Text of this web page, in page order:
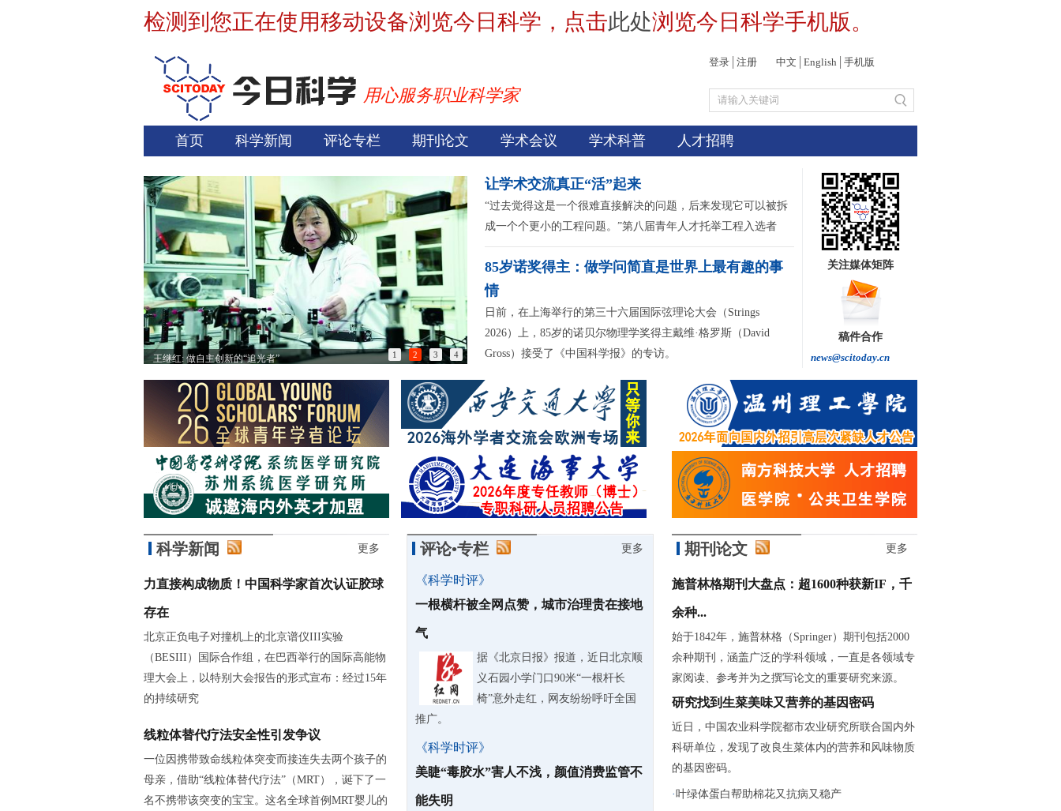
检测到您正在使用移动设备浏览今日科学，点击此处浏览今日科学手机版。
用心服务职业科学家
登录 注册 中文 English 手机版
首页 科学新闻 评论专栏 期刊论文 学术会议 学术科普 人才招聘
王继红: 做自主创新的“追光者” 以匠心突破封锁，他们稳稳守护北京时间 用中国人自己的雷达，追问电离层的秘密
1 2 3 4
让学术交流真正“活”起来
“过去觉得这是一个很难直接解决的问题，后来发现它可以被拆
成一个个更小的工程问题。”第八届青年人才托举工程入选者
85岁诺奖得主：做学问简直是世界上最有趣的事
情
日前，在上海举行的第三十六届国际弦理论大会（Strings
2026）上，85岁的诺贝尔物理学奖得主戴维·格罗斯（David
Gross）接受了《中国科学报》的专访。
关注媒体矩阵
稿件合作
news@scitoday.cn
科学新闻 更多
力直接构成物质！中国科学家首次认证胶球
存在
北京正负电子对撞机上的北京谱仪III实验
（BESIII）国际合作组，在巴西举行的国际高能物
理大会上，以特别大会报告的形式宣布：经过15年
的持续研究
线粒体替代疗法安全性引发争议
一位因携带致命线粒体突变而接连失去两个孩子的
母亲，借助“线粒体替代疗法”（MRT），诞下了一
名不携带该突变的宝宝。这名全球首例MRT婴儿的
评论•专栏 更多
《科学时评》
一根横杆被全网点赞，城市治理贵在接地
气
据《北京日报》报道，近日北京顺
义石园小学门口90米“一根杆长
椅”意外走红，网友纷纷呼吁全国
推广。
《科学时评》
美睫“毒胶水”害人不浅，颜值消费监管不
能失明
期刊论文 更多
施普林格期刊大盘点：超1600种获新IF，千
余种...
始于1842年，施普林格（Springer）期刊包括2000
余种期刊，涵盖广泛的学科领域，一直是各领域专
家阅读、参考并为之撰写论文的重要研究来源。
研究找到生菜美味又营养的基因密码
近日，中国农业科学院都市农业研究所联合国内外
科研单位，发现了改良生菜体内的营养和风味物质
的基因密码。
·叶绿体蛋白帮助棉花又抗病又稳产